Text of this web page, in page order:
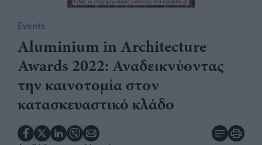
Events
Aluminium in Architecture
Awards 2022: Αναδεικνύοντας
την καινοτομία στον
κατασκευαστικό κλάδο